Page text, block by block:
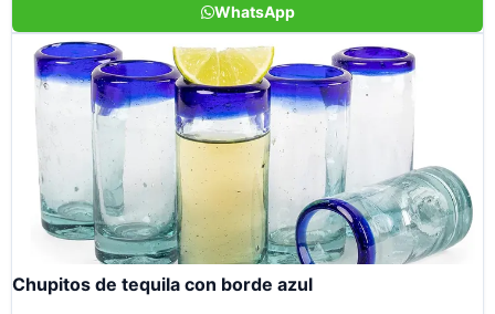
WhatsApp
Chupitos de tequila con borde azul